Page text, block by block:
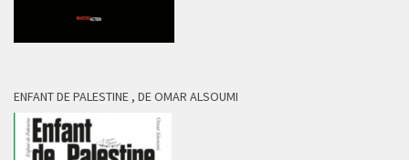
ENFANT DE PALESTINE , DE OMAR ALSOUMI